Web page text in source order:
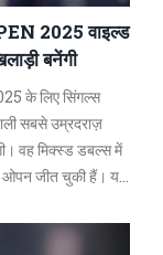
2025 वाइल्ड
बनेंगी
के लिए सिंगल्स
सबसे उम्रदराज़
वह मिक्स्ड डबल्स में
जीत चुकी हैं। यह